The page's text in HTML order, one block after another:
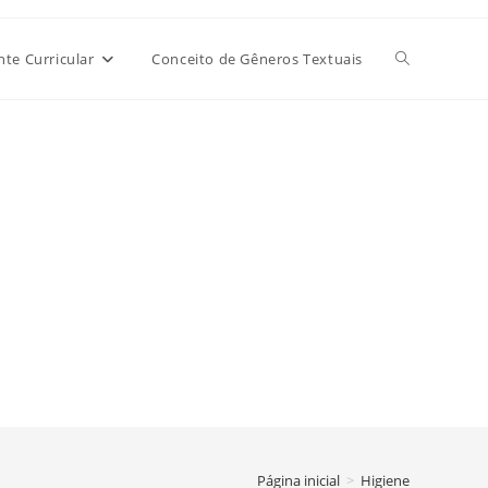
Curricular Conceito de Gêneros Textuais Alternar
Página inicial > Higiene